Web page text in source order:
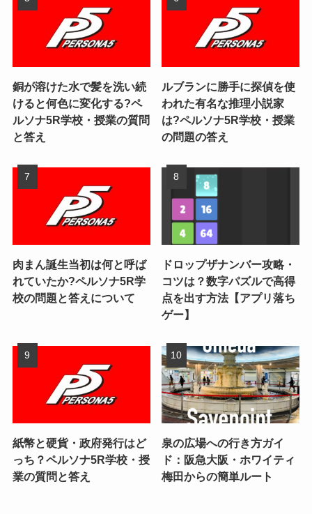
銅が溶けた水で髪を洗い続
けると何色に変化する?ペ
ルソナ5R学校・授業の質問
と答え
ルブランに勝手に探偵を使
われた有名な推理小説家
は?ペルソナ5R学校・授業
の問題の答え
肉まん誕生当初は何と呼ば
れていたか?ペルソナ5R学
校の問題と答えについて
ドロップザナンバー攻略・
コツは？数字パズルで高得
点を出す方法【アプリ落ち
ゲー】
紙幣と硬貨・政府発行はど
っち？ペルソナ5R学校・授
業の質問と答え
泉の広場への行き方ガイ
ド：阪急大阪・ホワイティ
梅田からの簡単ルート